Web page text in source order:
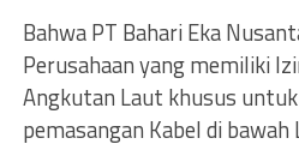
Bahwa PT Bahari Eka
Perusahaan yang memiliki
Angkutan Laut khusus
pemasangan Kabel di bawah